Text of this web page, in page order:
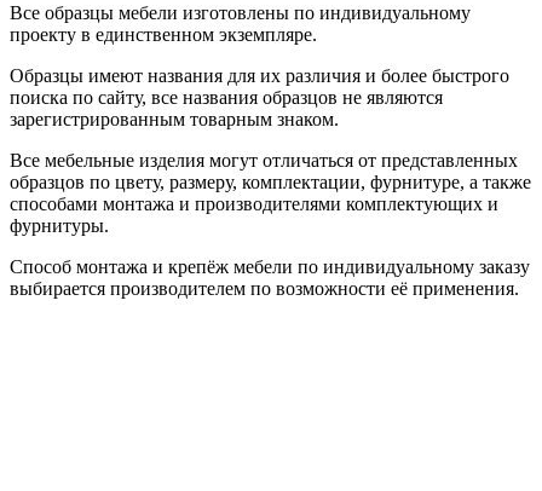
Все образцы мебели изготовлены по индивидуальному
проекту в единственном экземпляре.
Образцы имеют названия для их различия и более быстрого
поиска по сайту, все названия образцов не являются
зарегистрированным товарным знаком.
Все мебельные изделия могут отличаться от представленных
образцов по цвету, размеру, комплектации, фурнитуре, а также
способами монтажа и производителями комплектующих и
фурнитуры.
Способ монтажа и крепёж мебели по индивидуальному заказу
выбирается производителем по возможности её применения.